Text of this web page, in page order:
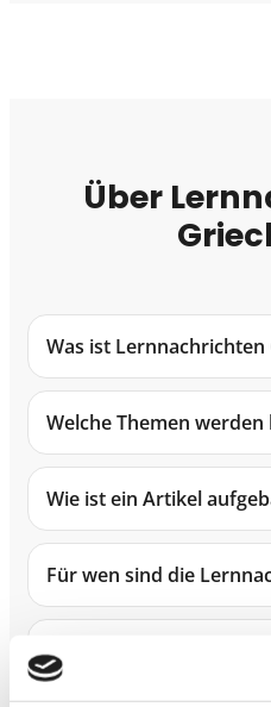
Über
Was ist Lernnachrichten
Welche Themen werden
Wie ist ein Artikel
Für wen sind die
Wie oft erscheinen neue